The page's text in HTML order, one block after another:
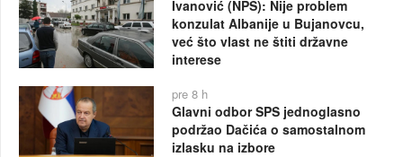
Ivanović (NPS): Nije problem
konzulat Albanije u Bujanovcu,
već što vlast ne štiti državne
interese
pre 8 h
Glavni odbor SPS jednoglasno
podržao Dačića o samostalnom
izlasku na izbore